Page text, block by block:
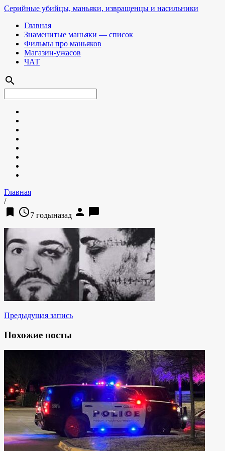
Серийные убийцы, маньяки, извращенцы и насильники
Главная
Знаменитые маньяки — список
Фильмы про маньяков
Магазин-ужасов
ЧАТ
search
Главная
/
bookmark access_time7 годыназад person chat_bubble
Предыдущая запись
Похожие посты